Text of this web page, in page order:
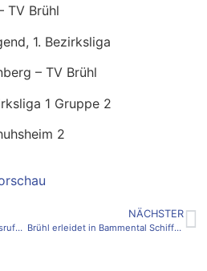
TV Brühl
1. Bezirksliga
– TV Brühl
1 Gruppe 2
2
Brühl setzt in Hockenheim Ausrufezeichen
NÄCHSTER
Brühl erleidet in Bammental Schiffbruch